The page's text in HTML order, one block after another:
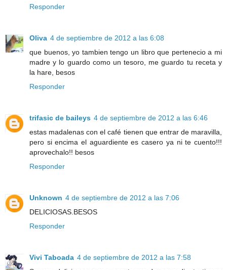
Responder
Oliva 4 de septiembre de 2012 a las 6:08
que buenos, yo tambien tengo un libro que pertenecio a mi
madre y lo guardo como un tesoro, me guardo tu receta y
la hare, besos
Responder
trifasic de baileys 4 de septiembre de 2012 a las 6:46
estas madalenas con el café tienen que entrar de maravilla,
pero si encima el aguardiente es casero ya ni te cuento!!!
aprovechalo!! besos
Responder
Unknown 4 de septiembre de 2012 a las 7:06
DELICIOSAS.BESOS
Responder
Vivi Taboada 4 de septiembre de 2012 a las 7:58